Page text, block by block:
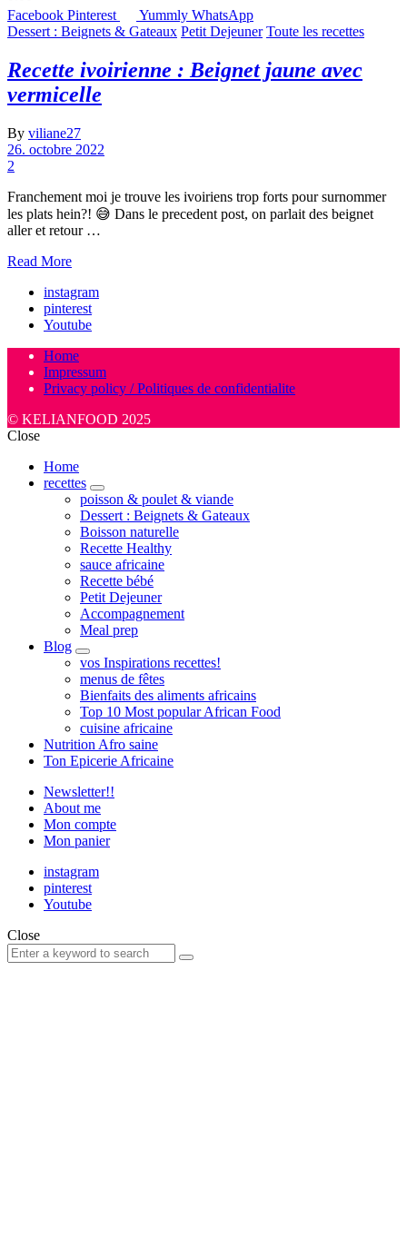
Facebook Pinterest Yummly WhatsApp
Dessert : Beignets & Gateaux Petit Dejeuner Toute les recettes
Recette ivoirienne : Beignet jaune avec
vermicelle
By viliane27
26. octobre 2022
2
Franchement moi je trouve les ivoiriens trop forts pour surnommer
les plats hein?! 😅 Dans le precedent post, on parlait des beignet
aller et retour …
Read More
instagram
pinterest
Youtube
Home
Impressum
Privacy policy / Politiques de confidentialite
© KELIANFOOD 2025
Close
Home
recettes
expand
child
menu
poisson & poulet & viande
Dessert : Beignets & Gateaux
Boisson naturelle
Recette Healthy
sauce africaine
Recette bébé
Petit Dejeuner
Accompagnement
Meal prep
Blog
expand
child
menu
vos Inspirations recettes!
menus de fêtes
Bienfaits des aliments africains
Top 10 Most popular African Food
cuisine africaine
Nutrition Afro saine
Ton Epicerie Africaine
Newsletter!!
About me
Mon compte
Mon panier
instagram
pinterest
Youtube
Close
Search
for:
Search